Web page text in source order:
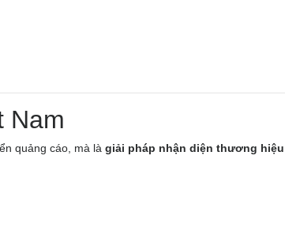
Nam
quảng cáo, mà là giải pháp nhận diện thương